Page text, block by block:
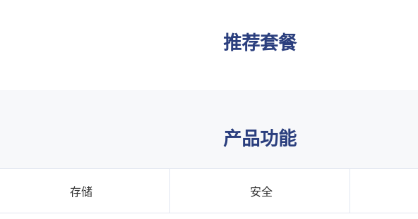
推荐套餐
产品功能
存储 安全